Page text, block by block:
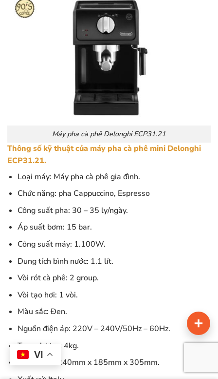
Máy pha cà phê Delonghi ECP31.21
Thông số kỹ thuật của máy pha cà phê mini Delonghi
ECP31.21.
Loại máy: Máy pha cà phê gia đình.
Chức năng: pha Cappuccino, Espresso
Công suất pha: 30 – 35 ly/ngày.
Áp suất bơm: 15 bar.
Công suất máy: 1.100W.
Dung tích bình nước: 1.1 lít.
Vòi rót cà phê: 2 group.
Vòi tạo hơi: 1 vòi.
Màu sắc: Đen.
Nguồn điện áp: 220V – 240V/50Hz – 60Hz.
Trọng lượng: 4kg.
Kích thước: 240mm x 185mm x 305mm.
VI